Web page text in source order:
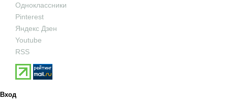
Одноклассники
Pinterest
Яндекс Дзен
Youtube
RSS
Вход